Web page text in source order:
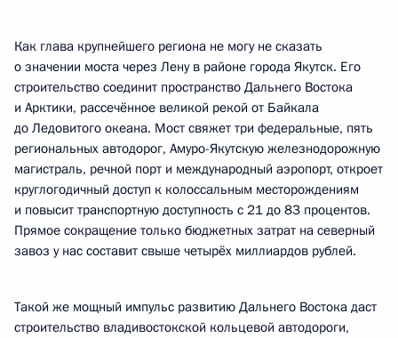
Как глава крупнейшего региона не могу не сказать
о значении моста через Лену в районе города Якутск. Его
строительство соединит пространство Дальнего Востока
и Арктики, рассечённое великой рекой от Байкала
до Ледовитого океана. Мост свяжет три федеральные, пять
региональных автодорог, Амуро-Якутскую железнодорожную
магистраль, речной порт и международный аэропорт, откроет
круглогодичный доступ к колоссальным месторождениям
и повысит транспортную доступность с 21 до 83 процентов.
Прямое сокращение только бюджетных затрат на северный
завоз у нас составит свыше четырёх миллиардов рублей.
Такой же мощный импульс развитию Дальнего Востока даст
строительство владивостокской кольцевой автодороги,